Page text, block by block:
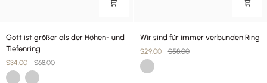
Gott
ist
größer
als
der
Gott ist größer als der Höhen- und
Tiefenring
$34.00 $68.00
Gold Silber
für
immer
Wir sind für immer verbunden Ring
$29.00 $58.00
Gold